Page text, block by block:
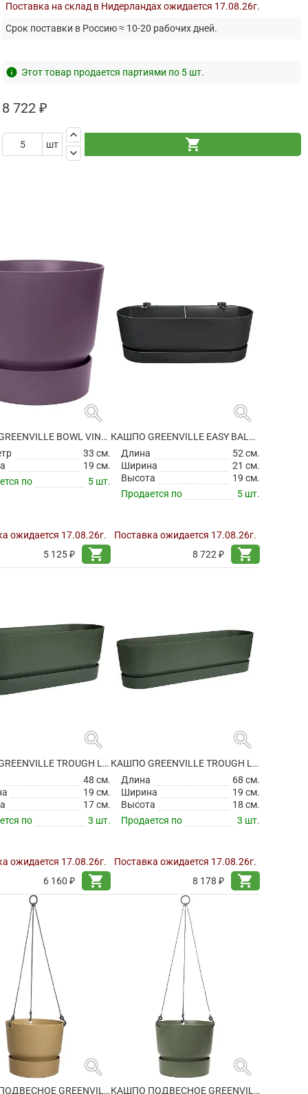
Поставка на склад в Нидерландах ожидается 17.08.26г.
Срок поставки в Россию ≈ 10-20 рабочих дней.
info Этот товар продается партиями по 5 шт.
8 722 ₽
шт
keyboard_arrow_up
keyboard_arrow_down
shopping_cart
search
КАШПО GREENVILLE BOWL VINTAGE PLUM
33 см.
19 см.
по
5 шт.
ожидается 17.08.26г.
5 125 ₽
shopping_cart
search
КАШПО GREENVILLE EASY BALCONY LIVING BLACK
Длина
52 см.
Ширина
21 см.
Высота
19 см.
Продается по
5 шт.
Поставка ожидается 17.08.26г.
8 722 ₽
shopping_cart
search
КАШПО GREENVILLE TROUGH LONG LEAF GREEN
48 см.
19 см.
17 см.
по
3 шт.
ожидается 17.08.26г.
6 160 ₽
shopping_cart
search
КАШПО GREENVILLE TROUGH LONG LEAF GREEN
Длина
68 см.
Ширина
19 см.
Высота
18 см.
Продается по
3 шт.
Поставка ожидается 17.08.26г.
8 178 ₽
shopping_cart
search
КАШПО ПОДВЕСНОЕ GREENVILLE HANGING BASKET GOLDEN SAND
search
КАШПО ПОДВЕСНОЕ GREENVILLE HANGING BASKET LEAF GREEN